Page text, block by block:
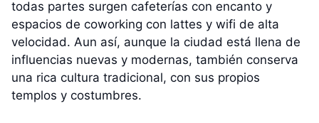
todas partes surgen cafeterías con encanto y
espacios de coworking con lattes y wifi de alta
velocidad. Aun así, aunque la ciudad está llena de
influencias nuevas y modernas, también conserva
una rica cultura tradicional, con sus propios
templos y costumbres.